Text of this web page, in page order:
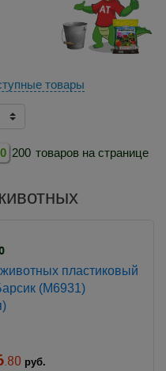
товары
200 товаров на странице
пластиковый
(М6931)
.80 руб.